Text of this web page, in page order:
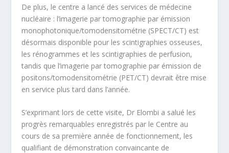
De plus, le centre a lancé des services de médecine
nucléaire : l’imagerie par tomographie par émission
monophotonique/tomodensitométrie (SPECT/CT) est
désormais disponible pour les scintigraphies osseuses,
les rénogrammes et les scintigraphies de perfusion,
tandis que l’imagerie par tomographie par émission de
positons/tomodensitométrie (PET/CT) devrait être mise
en service plus tard dans l’année.
S’exprimant lors de cette visite, Dr Elombi a salué les
progrès remarquables enregistrés par le Centre au
cours de sa première année de fonctionnement, les
qualifiant de démonstration convaincante de